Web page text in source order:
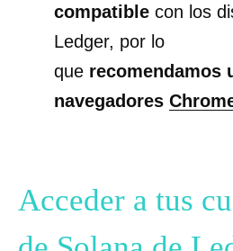
compatible con los
Ledger, por lo
que recomendamos
navegadores
Acceder a tus